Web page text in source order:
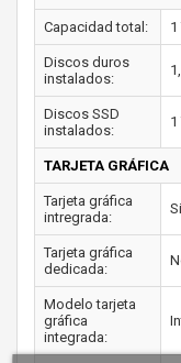
Capacidad total: 1
Discos duros
instalados:
Discos SSD
instalados:
1
TARJETA GRÁFICA
Tarjeta gráfica
intregrada:
Tarjeta gráfica
dedicada:
Modelo tarjeta
gráfica
integrada: